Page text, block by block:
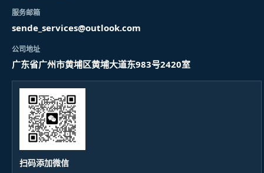
服务邮箱
sende_services@outlook.com
公司地址
广东省广州市黄埔区黄埔大道东983号2420室
扫码添加微信